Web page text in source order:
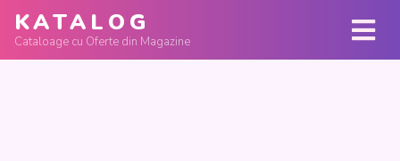
KATALOG
Cataloage cu Oferte din Magazine